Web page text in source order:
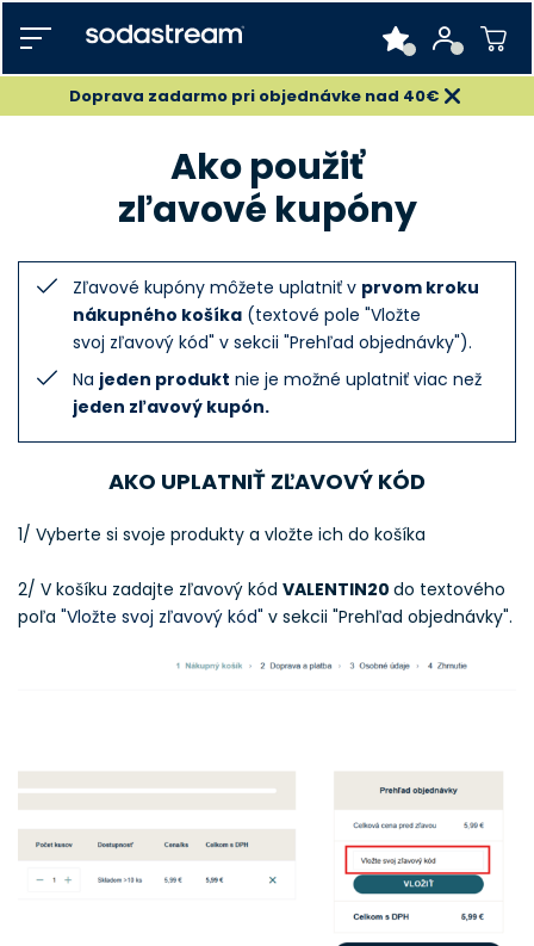
Doprava zadarmo pri objednávke nad 40€
Ako použiť
zľavové kupóny
Zľavové kupóny môžete uplatniť v prvom kroku
nákupného košíka (textové pole "Vložte
svoj zľavový kód" v sekcii "Prehľad objednávky").
Na jeden produkt nie je možné uplatniť viac než
jeden zľavový kupón.
AKO UPLATNIŤ ZĽAVOVÝ KÓD
1/ Vyberte si svoje produkty a vložte ich do košíka
2/ V košíku zadajte zľavový kód VALENTIN20 do textového
poľa "Vložte svoj zľavový kód" v sekcii "Prehľad objednávky".